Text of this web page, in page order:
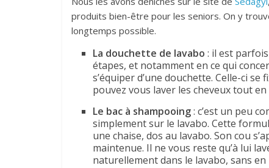
produits bien-être pour les seniors. On y
longtemps possible.
La douchette de lavabo : il est
étapes, et notamment en ce qui
s’équiper d’une douchette. Celle-ci
pouvez vous laver les cheveux tout
Le bac à shampooing: c’est un peu
simplement sur le lavabo. Cette
une chaise, dos au lavabo. Son cou
maintenue. Il ne vous reste qu’à lui
naturellement dans le lavabo, sans